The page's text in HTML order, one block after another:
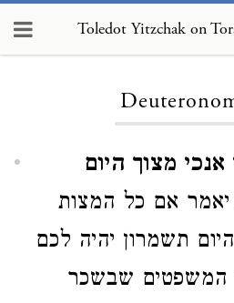
מצוך היום
יאמר אם כל המצות
תשמרון יהיה לכם
המשפטים שבשכר